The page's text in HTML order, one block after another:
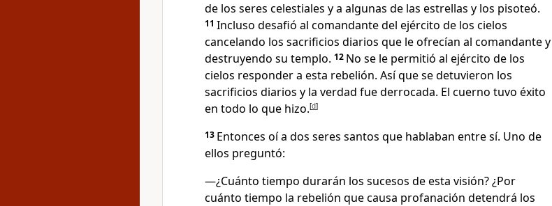
de los seres celestiales y a algunas de las estrellas y los pisoteó.
11 Incluso desafió al comandante del ejército de los cielos
cancelando los sacrificios diarios que le ofrecían al comandante y
destruyendo su templo. 12 No se le permitió al ejército de los
cielos responder a esta rebelión. Así que se detuvieron los
sacrificios diarios y la verdad fue derrocada. El cuerno tuvo éxito
en todo lo que hizo.[d]
13 Entonces oí a dos seres santos que hablaban entre sí. Uno de
ellos preguntó:
—¿Cuánto tiempo durarán los sucesos de esta visión? ¿Por
cuánto tiempo la rebelión que causa profanación detendrá los